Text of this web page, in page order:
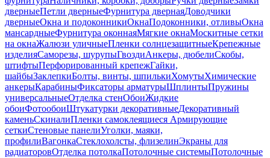
дверныеПетли дверныеФурнитура двернаяДоводчики
дверныеОкна и подоконникиОкнаПодоконники, отливыОкна
мансардныеФурнитура оконнаяМягкие окнаМоскитные сетки
на окнаЖалюзи уличныеПленки солнцезащитныеКрепежные
изделияСаморезы, шурупыГвоздиАнкеры, дюбелиСкобы,
штифтыПерфорированный крепежГайки,
шайбыЗаклепкиБолты, винты, шпилькиХомутыХимические
анкерыКарабиныФиксаторы арматурыШплинтыПружины
универсальныеОтделка стенОбоиЖидкие
обоиФотообоиШтукатурки декоративныеДекоративный
каменьСкиналиПленки самоклеящиеся Армирующие
сеткиСтеновые панелиУголки, маяки,
профилиВагонкаСтеклохолсты, флизелинЭкраны для
радиаторовОтделка потолкаПотолочные системыПотолочные